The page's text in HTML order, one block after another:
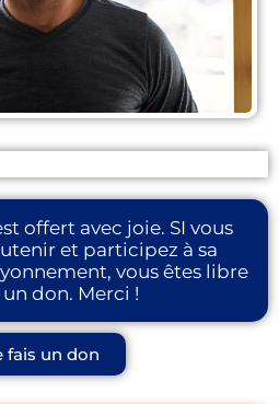
offert avec joie. SI vous
et participez à sa
vous êtes libre
don. Merci !
fais un don